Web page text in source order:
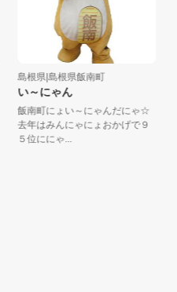
島根県|島根県飯南町
い～にゃん
飯南町にょい～にゃんだにゃ☆
去年はみんにゃにょおかげで９
５位ににゃ...